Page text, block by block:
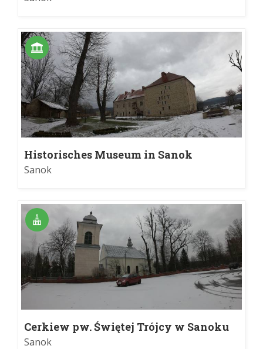
Historisches Museum in Sanok
Sanok
Cerkiew pw. Świętej Trójcy w Sanoku
Sanok